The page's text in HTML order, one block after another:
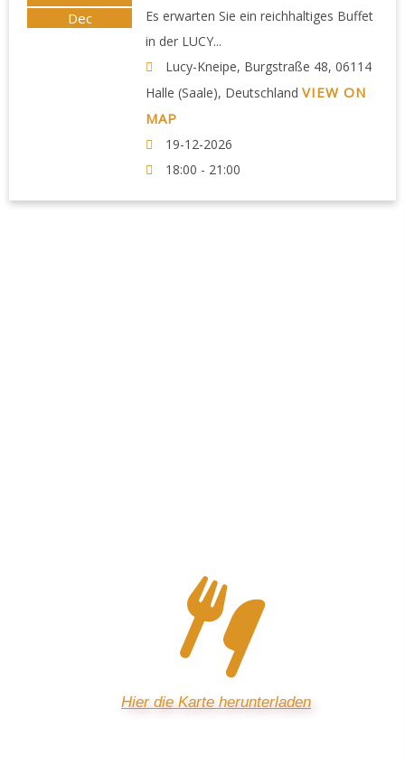
Dec
Es erwarten Sie ein reichhaltiges Buffet
in der LUCY...
Lucy-Kneipe, Burgstraße 48, 06114
Halle (Saale), Deutschland VIEW ON
MAP
19-12-2026
18:00 - 21:00
Hier die Karte herunterladen